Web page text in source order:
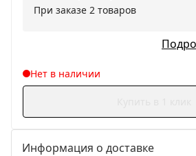
При заказе 2 товаров
Нет в наличии
Информация о доставке